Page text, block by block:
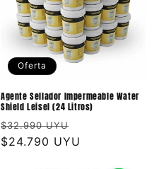
Oferta
Agente Sellador Impermeable Water
Shield Leisel (24 Litros)
Precio
habitual
$32.990 UYU
de
$24.790 UYU